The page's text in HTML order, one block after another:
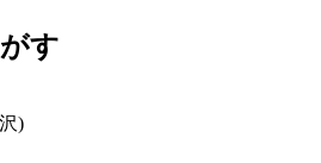
す
)